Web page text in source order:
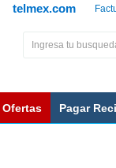
telmex.com
Ofertas Pagar